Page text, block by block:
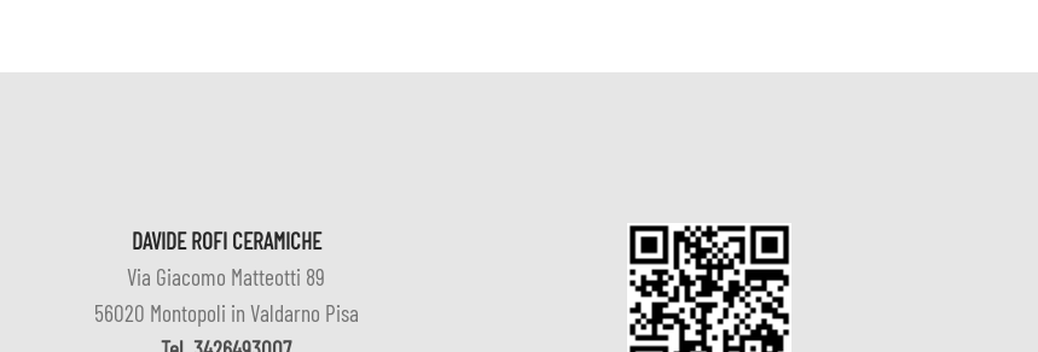
DAVIDE ROFI CERAMICHE
Via Giacomo Matteotti 89
56020 Montopoli in Valdarno Pisa